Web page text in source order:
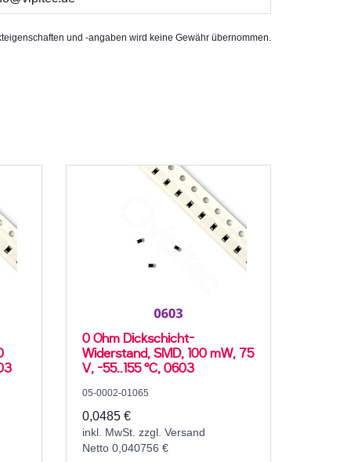
und -angaben wird keine Gewähr übernommen.
0 Ohm Dickschicht-
Widerstand, SMD, 100 mW, 75
V, -55..155 °C, 0603
05-0002-01065
0,0485 €
inkl. MwSt. zzgl. Versand
Netto 0,040756 €